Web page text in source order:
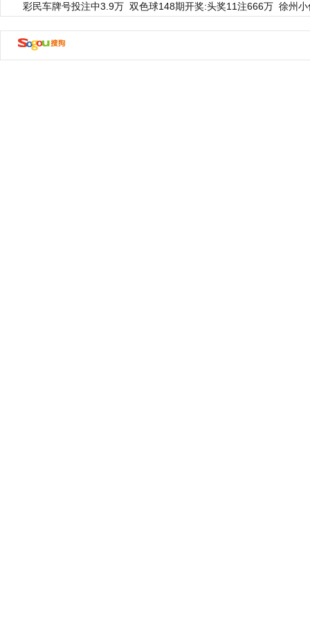
彩民车牌号投注中3.9万 双色球148期开奖:头奖11注666万 徐州